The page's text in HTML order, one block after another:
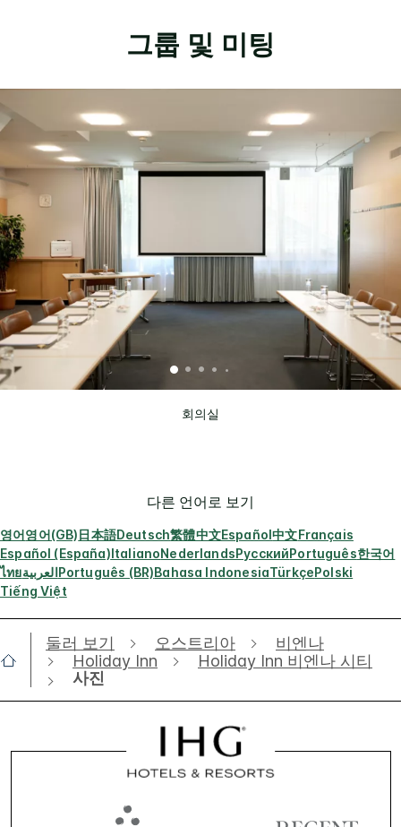
그룹 및 미팅
회의실
다른 언어로 보기
영어영어(GB)日本語Deutsch繁體中文Español中文Français
Español (España)ItalianoNederlandsРусскийPortuguês한국어
ไทยالعربيةPortuguês (BR)Bahasa IndonesiaTürkçePolski
Tiếng Việt
둘러 보기 오스트리아
비엔나
Holiday Inn
Holiday Inn 비엔나 시티
사진